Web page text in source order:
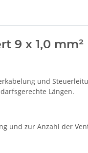
9 x 1,0 mm²
und
Längen.
und zur Anzahl der